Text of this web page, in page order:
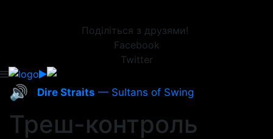
Поділіться з друзями!
Facebook
Twitter
🔊 Dire Straits — Sultans of Swing
Треш-контроль